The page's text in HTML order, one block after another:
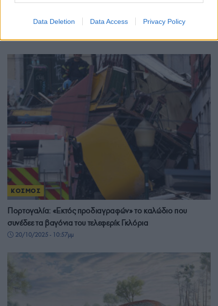
Data Deletion Data Access Privacy Policy
κορυφή για την Εθνική
ΚΟΣΜΟΣ
Πορτογαλία: «Εκτός προδιαγραφών» το καλώδιο που
συνέδεε τα βαγόνια του τελεφερίκ Γκλόρια
20/10/2025 - 10:57μμ